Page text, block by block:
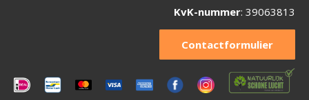
KvK-nummer: 39063813
Contactformulier